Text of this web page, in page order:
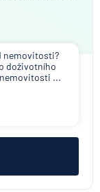
nemovitosti?
doživotního
...